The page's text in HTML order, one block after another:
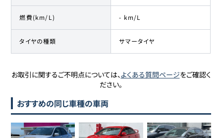
燃費(km/L) - km/L
タイヤの種類 サマータイヤ
お取引に関するご不明点については、よくある質問ページをご確認く
ださい。
おすすめの同じ車種の車両